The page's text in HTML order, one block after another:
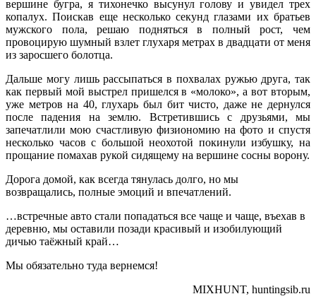
вершине бугра, я тихонечко высунул голову и увидел трех
копалух. Поискав еще несколько секунд глазами их братьев
мужского пола, решаю подняться в полный рост, чем
провоцирую шумный взлет глухаря метрах в двадцати от меня
из заросшего болотца.
Дальше могу лишь рассыпаться в похвалах ружью друга, так
как первый мой выстрел пришелся в «молоко», а вот вторым,
уже метров на 40, глухарь был бит чисто, даже не дернулся
после падения на землю. Встретившись с друзьями, мы
запечатлили мою счастливую физиономию на фото и спустя
несколько часов с большой неохотой покинули избушку, на
прощание помахав рукой сидящему на вершине сосны ворону.
Дорога домой, как всегда тянулась долго, но мы
возвращались, полные эмоций и впечатлений.
…встречные авто стали попадаться все чаще и чаще, въехав в
деревню, мы оставили позади красивый и изобилующий
дичью таёжный край…
Мы обязательно туда вернемся!
MIXHUNT, huntingsib.ru